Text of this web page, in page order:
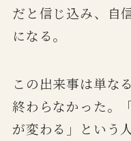
だと信じ込み、自
になる。
この出来事は単な
終わらなかった。
が変わる」という